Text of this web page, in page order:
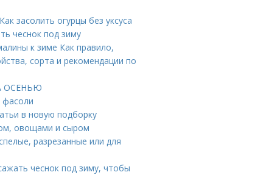
засолить огурцы без уксуса
чеснок под зиму
к зиме Как правило,
сорта и рекомендации по
ОСЕНЬЮ
фасоли
в новую подборку
овощами и сыром
разрезанные или для
чеснок под зиму, чтобы